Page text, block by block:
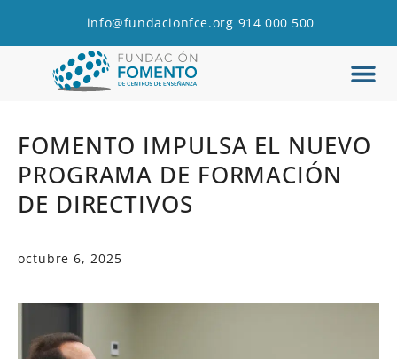
info@fundacionfce.org 914 000 500
FOMENTO IMPULSA EL NUEVO
PROGRAMA DE FORMACIÓN
DE DIRECTIVOS
octubre 6, 2025